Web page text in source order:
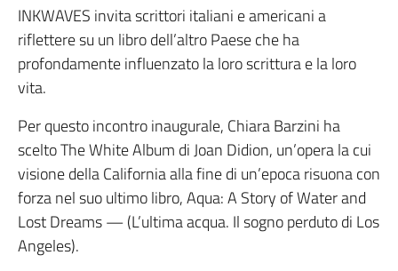
INKWAVES invita scrittori italiani e americani a
riflettere su un libro dell’altro Paese che ha
profondamente influenzato la loro scrittura e la loro
vita.
Per questo incontro inaugurale, Chiara Barzini ha
scelto The White Album di Joan Didion, un’opera la cui
visione della California alla fine di un’epoca risuona con
forza nel suo ultimo libro, Aqua: A Story of Water and
Lost Dreams — (L’ultima acqua. Il sogno perduto di Los
Angeles).